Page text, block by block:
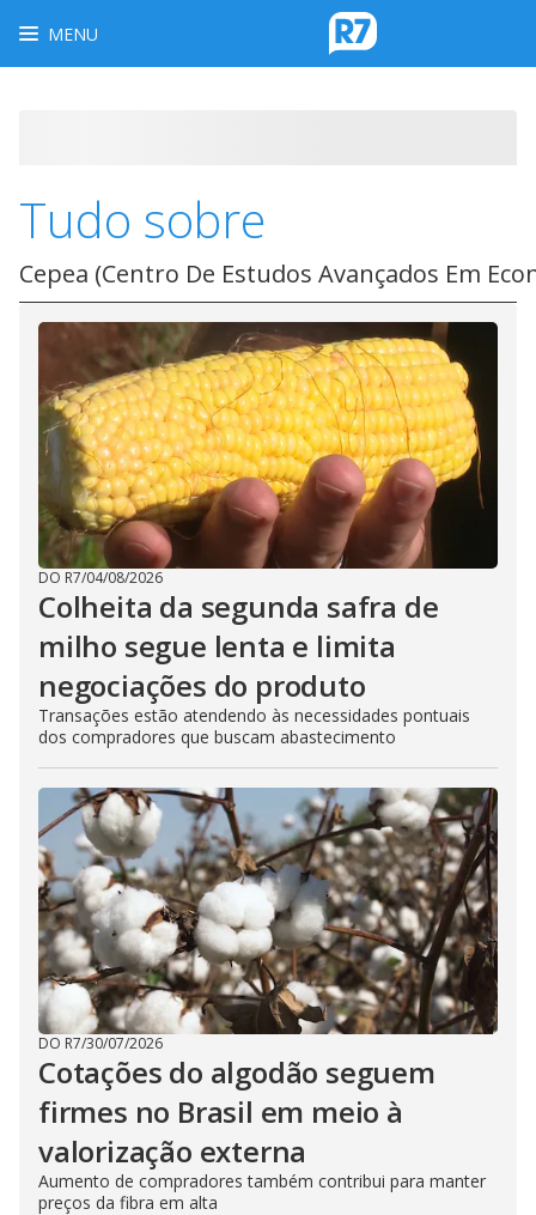
MENU
Tudo sobre
Cepea (Centro De Estudos Avançados Em
DO R7/04/08/2026
Colheita da segunda safra de
milho segue lenta e limita
negociações do produto
Transações estão atendendo às necessidades pontuais
dos compradores que buscam abastecimento
DO R7/30/07/2026
Cotações do algodão seguem
firmes no Brasil em meio à
valorização externa
Aumento de compradores também contribui para manter
preços da fibra em alta